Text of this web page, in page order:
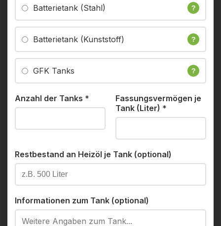
Batterietank (Stahl) ?
Batterietank (Kunststoff) ?
GFK Tanks ?
Anzahl der Tanks *
Fassungsvermögen je
Tank (Liter) *
Restbestand an Heizöl je Tank (optional)
Informationen zum Tank (optional)